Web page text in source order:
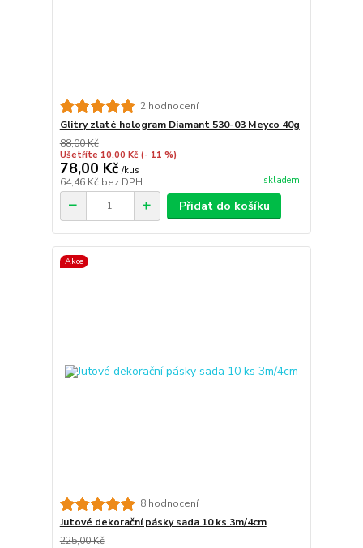
2 hodnocení
Glitry zlaté hologram Diamant 530-03 Meyco 40g
88,00 Kč
Ušetříte 10,00 Kč (- 11 %)
78,00 Kč /kus
64,46 Kč bez DPH skladem
Přidat do košíku
Akce
8 hodnocení
Jutové dekorační pásky sada 10 ks 3m/4cm
225,00 Kč